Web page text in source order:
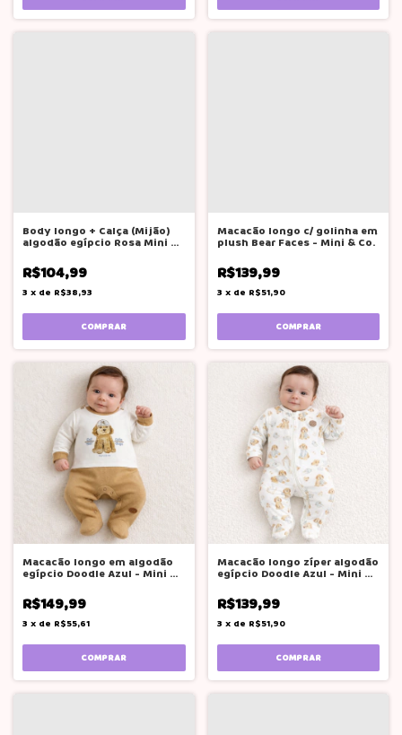
Body longo + Calça (Mijão)
algodão egípcio Rosa Mini &
R$104,99
3 x de R$38,93
COMPRAR
Macacão longo c/ golinha em
plush Bear Faces - Mini & Co.
R$139,99
3 x de R$51,90
COMPRAR
Macacão longo em algodão
egípcio Doodle Azul - Mini &
R$149,99
3 x de R$55,61
COMPRAR
Macacão longo zíper algodão
egípcio Doodle Azul - Mini &
R$139,99
3 x de R$51,90
COMPRAR